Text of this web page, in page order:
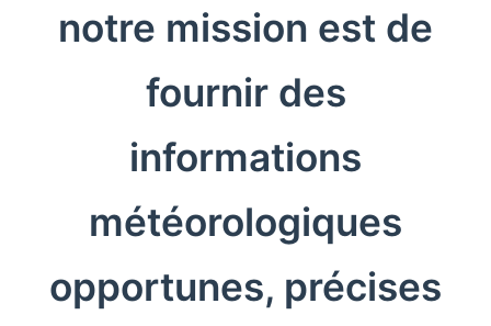
notre mission est de
fournir des
informations
météorologiques
opportunes, précises